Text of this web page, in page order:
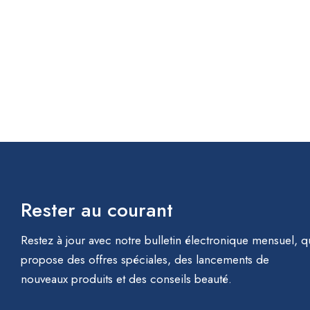
Rester au courant
Restez à jour avec notre bulletin électronique mensuel,
propose des offres spéciales, des lancements de
nouveaux produits et des conseils beauté.